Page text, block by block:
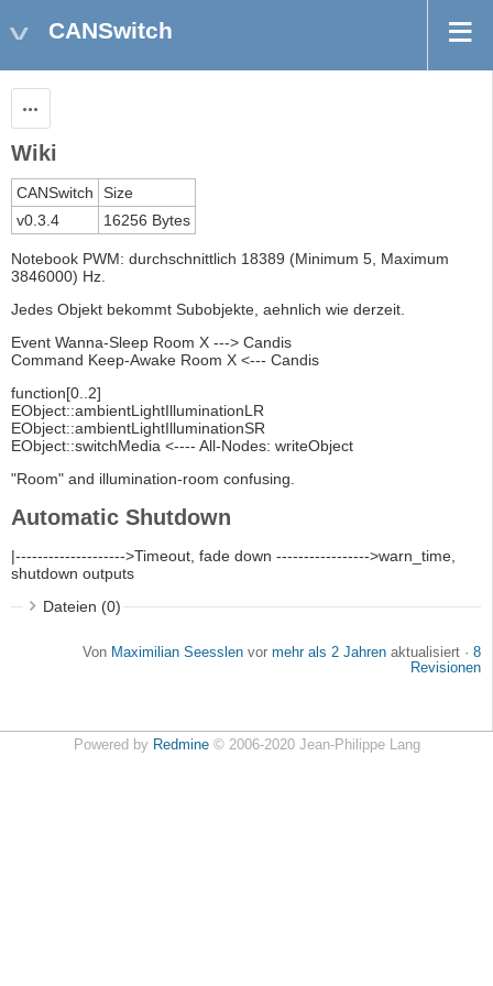
CANSwitch
Wiki
CANSwitch
Size
v0.3.4
16256 Bytes
Notebook PWM: durchschnittlich 18389 (Minimum 5, Maximum
3846000) Hz.
Jedes Objekt bekommt Subobjekte, aehnlich wie derzeit.
Event Wanna-Sleep Room X ---> Candis
Command Keep-Awake Room X <--- Candis
function[0..2]
EObject::ambientLightIlluminationLR
EObject::ambientLightIlluminationSR
EObject::switchMedia <---- All-Nodes: writeObject
"Room" and illumination-room confusing.
Automatic Shutdown
|-------------------->Timeout, fade down ----------------->warn_time,
shutdown outputs
Dateien (0)
Von Maximilian Seesslen vor mehr als 2 Jahren aktualisiert · 8
Revisionen
Powered by Redmine© 2006-2020 Jean-Philippe Lang